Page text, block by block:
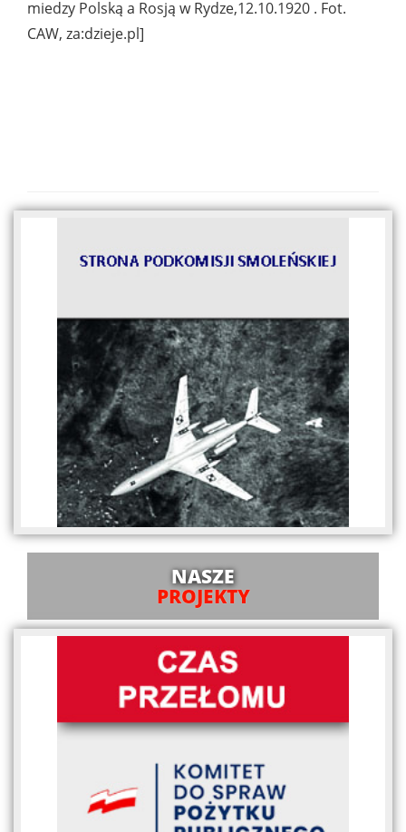
miedzy Polską a Rosją w Rydze,12.10.1920 . Fot.
CAW, za:dzieje.pl]
NASZE
PROJEKTY